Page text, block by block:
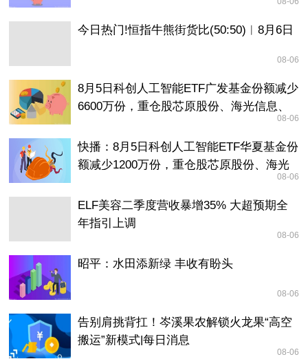
今日热门!恒指牛熊街货比(50:50)︱8月6日
08-06
8月5日科创人工智能ETF广发基金份额减少
6600万份，重仓股芯原股份、海光信息、
08-06
快播：8月5日科创人工智能ETF华夏基金份
额减少1200万份，重仓股芯原股份、海光
08-06
ELF美容二季度营收暴增35% 大超预期全
年指引上调
08-06
昭平：水田添新绿 丰收有盼头
08-06
告别肩挑背扛！岑溪果农解锁火龙果“高空
搬运”新模式|每日消息
08-06